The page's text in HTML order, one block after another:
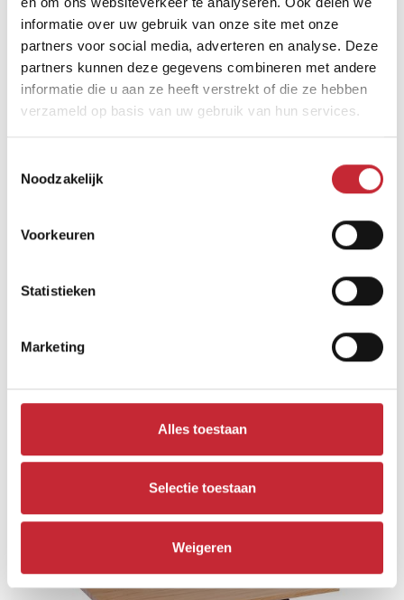
informatie over uw gebruik van onze site met onze
partners voor social media, adverteren en analyse. Deze
partners kunnen deze gegevens combineren met andere
informatie die u aan ze heeft verstrekt of die ze hebben
verzameld op basis van uw gebruik van hun services.
Noodzakelijk
Voorkeuren
Statistieken
Marketing
Alles toestaan
Selectie toestaan
Weigeren
Afmetingen
80 x 80 x 41cm
Zoek uw dichtsbijzijnde
Vergelijkbare producten